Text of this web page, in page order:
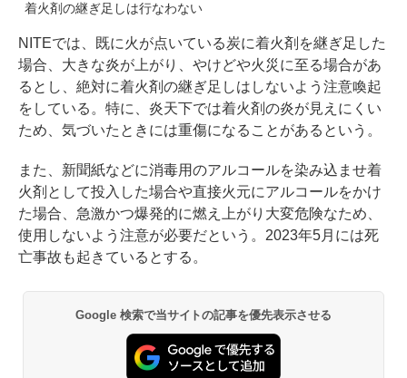
着火剤の継ぎ足しは行なわない
NITEでは、既に火が点いている炭に着火剤を継ぎ足した
場合、大きな炎が上がり、やけどや火災に至る場合があ
るとし、絶対に着火剤の継ぎ足しはしないよう注意喚起
をしている。特に、炎天下では着火剤の炎が見えにくい
ため、気づいたときには重傷になることがあるという。
また、新聞紙などに消毒用のアルコールを染み込ませ着
火剤として投入した場合や直接火元にアルコールをかけ
た場合、急激かつ爆発的に燃え上がり大変危険なため、
使用しないよう注意が必要だという。2023年5月には死
亡事故も起きているとする。
Google 検索で当サイトの記事を優先表示させる